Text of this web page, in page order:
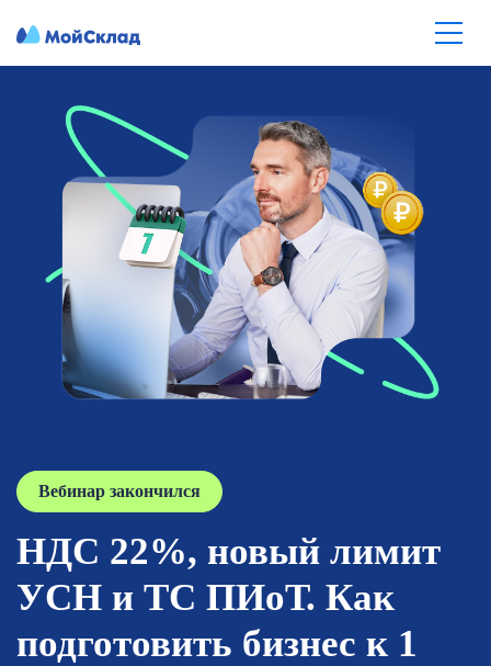
Вебинар закончился
НДС 22%, новый лимит
УСН и ТС ПИоТ. Как
подготовить бизнес к 1